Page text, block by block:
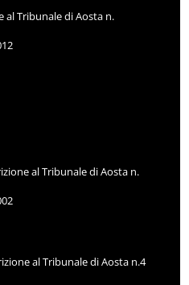
Tribunale di Aosta n.
al Tribunale di Aosta n.
al Tribunale di Aosta n.4